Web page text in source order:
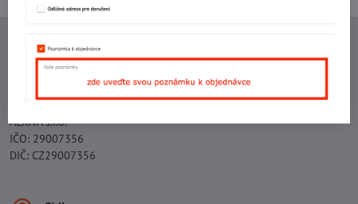
Ing. Vojtěch Lečbych - IVL
DIČ: CZ5602130809
ALRIVA s.r.o.
IČO: 29007356
DIČ: CZ29007356